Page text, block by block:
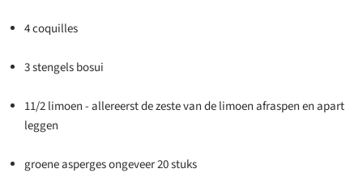
4 coquilles
3 stengels bosui
11/2 limoen - allereerst de zeste van de limoen afraspen en apart
leggen
groene asperges ongeveer 20 stuks